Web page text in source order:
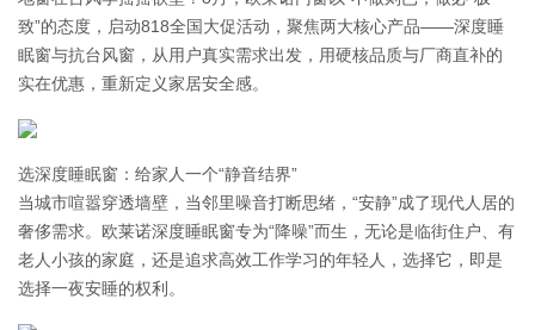
致”的态度，启动818全国大促活动，聚焦两大核心产品——深度睡
眠窗与抗台风窗，从用户真实需求出发，用硬核品质与厂商直补的
实在优惠，重新定义家居安全感。
选深度睡眠窗：给家人一个“静音结界”
当城市喧嚣穿透墙壁，当邻里噪音打断思绪，“安静”成了现代人居的
奢侈需求。欧莱诺深度睡眠窗专为“降噪”而生，无论是临街住户、有
老人小孩的家庭，还是追求高效工作学习的年轻人，选择它，即是
选择一夜安睡的权利。